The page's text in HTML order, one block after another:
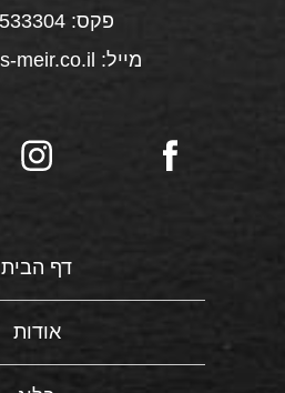
פקס: 08-8533304
מייל: office@s-meir.co.il
דף הבית
אודות